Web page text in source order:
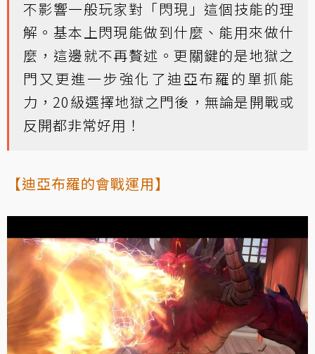
不影響一般玩家對「閃現」這個技能的理
解。基本上閃現能做到什麼、能用來做什
麼，這邊就不再贅述。更關鍵的是地獄之
門又更進一步強化了迪亞布羅的單抓能
力，20級選擇地獄之門後，無論是開戰或
反開都非常好用！
【迪亞布羅的會戰運用】